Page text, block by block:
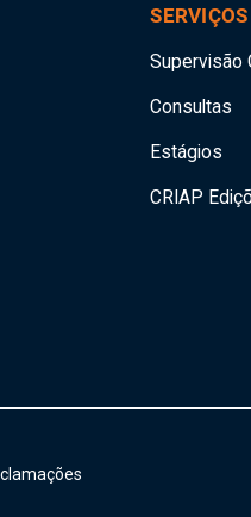
SERVIÇOS
Supervisão
Consultas
Estágios
CRIAP